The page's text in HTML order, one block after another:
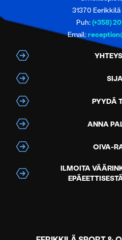
31370 Eerikkilä
Puh:(+358)
Email:
PYYDÄ
ANNA
OIVA-
ILMOITA